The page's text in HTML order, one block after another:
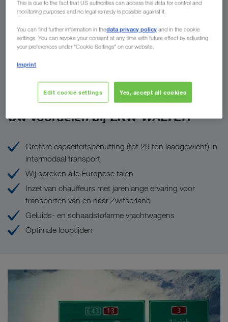
Naar
Land
Nu aanvragen
Uw voordelen bij LKW WALTER
Grotere capaciteitsbenutting (tot 29 ton laadgewicht) in
intermodaal transport
Wij spreken alle Europese talen
Inzet van chauffeurs met jarenlange ervaring voor
transporten van en naar Zwitserland
Geluids- en schaadstofarme vrachtwagens
Optimale looptijden
This is due to the fact that US authorities can access this data for control and
monitoring purposes and no legal remedy is possible against it.
You can find further information in thedata privacy policy and in the cookie
settings. You can revoke your consent at any time with future effect by adjusting
your preferences under "Cookie Settings" on our website.
Imprint
Edit cookie settings Yes, accept all cookies